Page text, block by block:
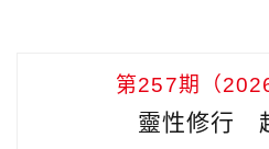
第257期（
靈性修行